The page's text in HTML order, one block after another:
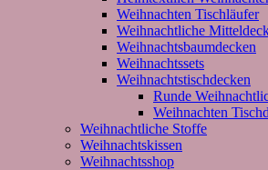
Weihnachten Tischläufer
Weihnachtliche
Weihnachtsbaumdecken
Weihnachtssets
Weihnachtstischdecken
Runde
Weihnachten
Weihnachtliche Stoffe
Weihnachtskissen
Weihnachtsshop